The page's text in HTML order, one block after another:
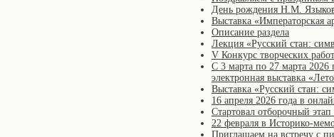
День рождения Н.М.
Выставка «Императорская
Описание раздела
Лекция «Русский стан:
V Конкурс творческих
С 3 марта по 27 марта 2026
электронная выставка
Выставка «Русский стан:
16 апреля 2026 года в
Стартовал отборочный
22 февраля в Историко-
Приглашаем на встречу с